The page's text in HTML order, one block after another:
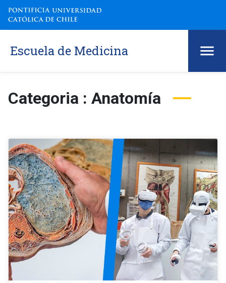
Escuela de Medicina
Categoria : Anatomía